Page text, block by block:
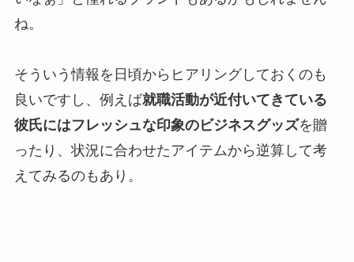
ね。
そういう情報を日頃からヒアリングしておくのも
良いですし、例えば就職活動が近付いてきている
彼氏にはフレッシュな印象のビジネスグッズを贈
ったり、状況に合わせたアイテムから逆算して考
えてみるのもあり。